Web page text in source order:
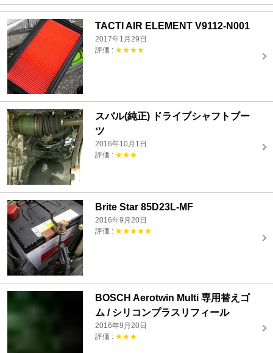
TACTI AIR ELEMENT V9112-N001
2017年1月29日
評価 : ★★★★
スバル(純正) ドライブシャフトブー
ツ
2016年10月1日
評価 : ★★★
Brite Star 85D23L-MF
2016年9月20日
評価 : ★★★★★
BOSCH Aerotwin Multi 専用替えゴ
ム / シリコンプラスリフィール
2016年9月20日
評価 : ★★★